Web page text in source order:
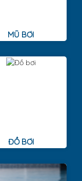
MŨ BƠI
ĐỒ BƠI